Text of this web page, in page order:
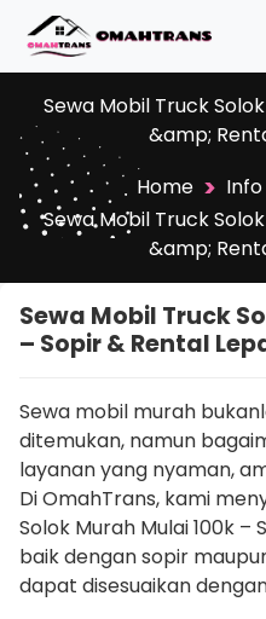
Sewa Mobil Truck
&amp;
Home >
Sewa Mobil Truck
&amp;
Sewa Mobil Truck
– Sopir & Rental
Sewa mobil murah
ditemukan, namun
layanan yang nyaman,
Di OmahTrans, kami
Solok Murah Mulai 100k –
baik dengan sopir
dapat disesuaikan